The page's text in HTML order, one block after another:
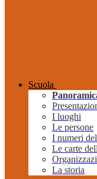
Scuola
I luoghi
Le persone
I numeri
Le carte
La storia